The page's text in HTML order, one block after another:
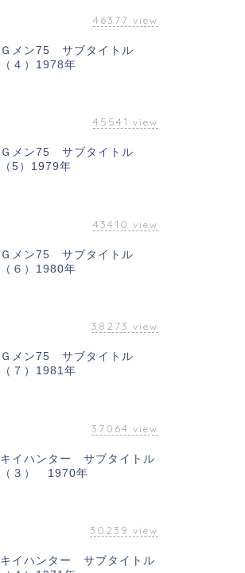
46377 view
Ｇメン75 サブタイトル
（４）1978年
45541 view
Ｇメン75 サブタイトル
（5）1979年
43410 view
Ｇメン75 サブタイトル
（６）1980年
38273 view
Ｇメン75 サブタイトル
（７）1981年
37064 view
キイハンター サブタイトル
（３） 1970年
30239 view
キイハンター サブタイトル